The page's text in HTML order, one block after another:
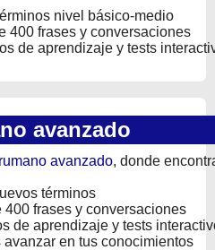
nivel básico-medio
400 frases y conversaciones
de aprendizaje y tests
avanzado
avanzado, donde
términos
400 frases y conversaciones
de aprendizaje y tests
avanzar en tus conocimientos